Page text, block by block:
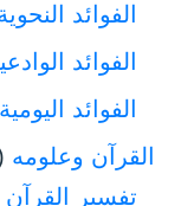
الفوائد
الفوائد
الفوائد اليومية
القرآن وعلومه
تفسير القرآن